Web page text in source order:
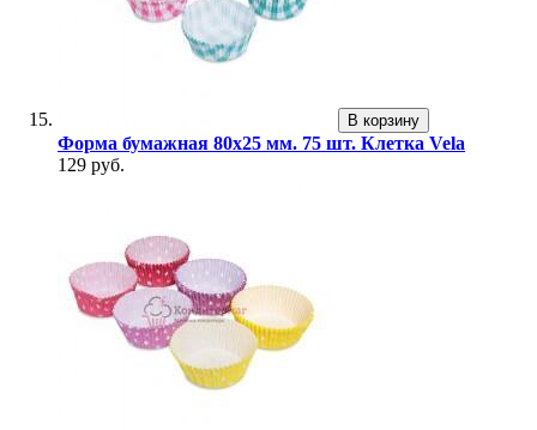
В корзину
Форма бумажная 80х25 мм. 75 шт. Клетка Vela
129 руб.